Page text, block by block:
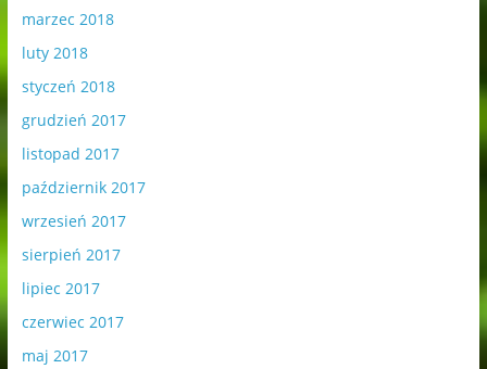
marzec 2018
luty 2018
styczeń 2018
grudzień 2017
listopad 2017
październik 2017
wrzesień 2017
sierpień 2017
lipiec 2017
czerwiec 2017
maj 2017